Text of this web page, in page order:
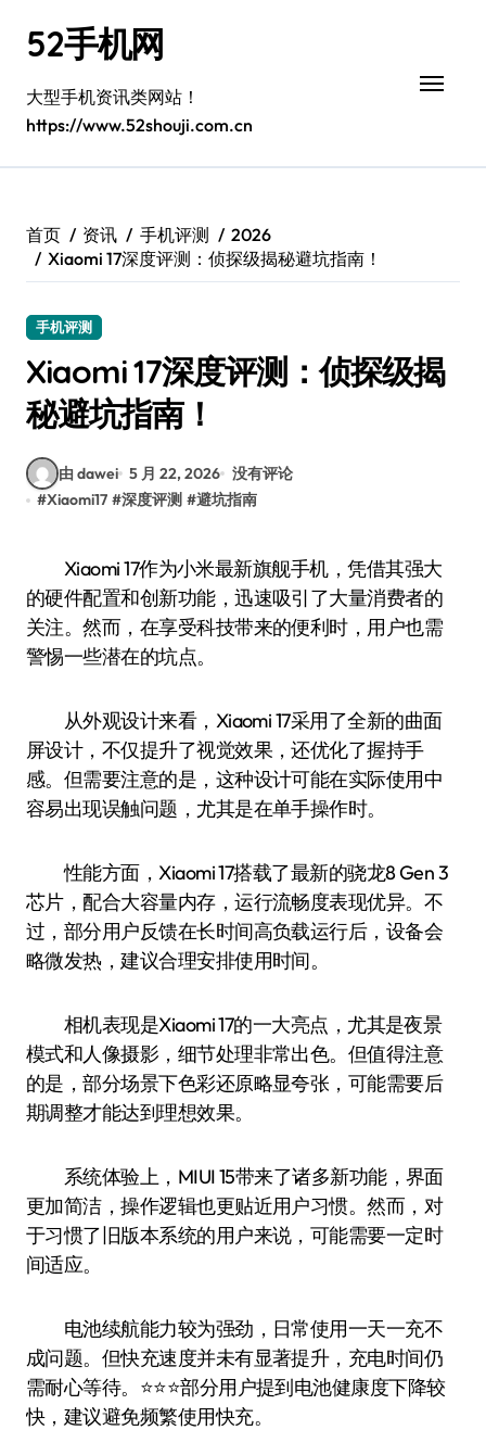
52手机网
大型手机资讯类网站！
https://www.52shouji.com.cn
首页 资讯 手机评测
2026
Xiaomi 17深度评测：侦探级揭秘避坑指南！
手机评测
Xiaomi 17深度评测：侦探级揭
秘避坑指南！
由 dawei 5 月 22, 2026 没有评论
#Xiaomi17 #深度评测 #避坑指南
Xiaomi 17作为小米最新旗舰手机，凭借其强大
的硬件配置和创新功能，迅速吸引了大量消费者的
关注。然而，在享受科技带来的便利时，用户也需
警惕一些潜在的坑点。
从外观设计来看，Xiaomi 17采用了全新的曲面
屏设计，不仅提升了视觉效果，还优化了握持手
感。但需要注意的是，这种设计可能在实际使用中
容易出现误触问题，尤其是在单手操作时。
性能方面，Xiaomi 17搭载了最新的骁龙8 Gen 3
芯片，配合大容量内存，运行流畅度表现优异。不
过，部分用户反馈在长时间高负载运行后，设备会
略微发热，建议合理安排使用时间。
相机表现是Xiaomi 17的一大亮点，尤其是夜景
模式和人像摄影，细节处理非常出色。但值得注意
的是，部分场景下色彩还原略显夸张，可能需要后
期调整才能达到理想效果。
系统体验上，MIUI 15带来了诸多新功能，界面
更加简洁，操作逻辑也更贴近用户习惯。然而，对
于习惯了旧版本系统的用户来说，可能需要一定时
间适应。
电池续航能力较为强劲，日常使用一天一充不
成问题。但快充速度并未有显著提升，充电时间仍
需耐心等待。⭐️⭐️⭐️部分用户提到电池健康度下降较
快，建议避免频繁使用快充。